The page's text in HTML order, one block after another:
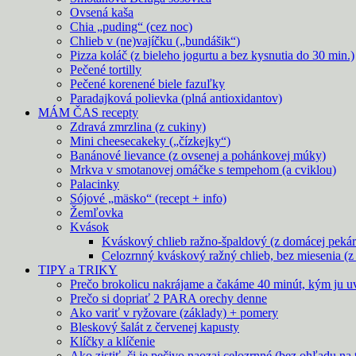
Ovsená kaša
Chia „puding“ (cez noc)
Chlieb v (ne)vajíčku („bundášik“)
Pizza koláč (z bieleho jogurtu a bez kysnutia do 30 min.)
Pečené tortilly
Pečené korenené biele fazuľky
Paradajková polievka (plná antioxidantov)
MÁM ČAS recepty
Zdravá zmrzlina (z cukiny)
Mini cheesecakeky („čízkejky“)
Banánové lievance (z ovsenej a pohánkovej múky)
Mrkva v smotanovej omáčke s tempehom (a cviklou)
Palacinky
Sójové „mäsko“ (recept + info)
Žemľovka
Kvások
Kváskový chlieb ražno-špaldový (z domácej
Celozrnný kváskový ražný chlieb, bez miesenia
TIPY a TRIKY
Prečo brokolicu nakrájame a čakáme 40 minút, kým ju
Prečo si dopriať 2 PARA orechy denne
Ako variť v ryžovare (základy) + pomery
Bleskový šalát z červenej kapusty
Klíčky a klíčenie